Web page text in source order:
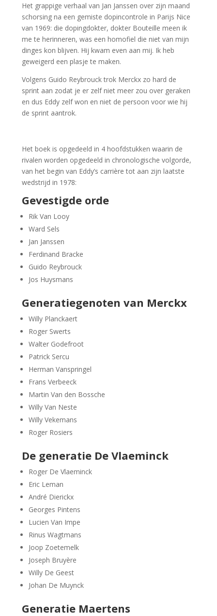
Het grappige verhaal van Jan Janssen over zijn maand
schorsing na een gemiste dopincontrole in Parijs Nice
van 1969: die dopingdokter, dokter Bouteille meen ik
me te herinneren, was een homofiel die niet van mijn
dinges kon blijven. Hij kwam even aan mij. Ik heb
geweigerd een plasje te maken.
Volgens Guido Reybrouck trok Merckx zo hard de
sprint aan zodat je er zelf niet meer zou over geraken
en dus Eddy zelf won en niet de persoon voor wie hij
de sprint aantrok.
Het boek is opgedeeld in 4 hoofdstukken waarin de
rivalen worden opgedeeld in chronologische volgorde,
van het begin van Eddy’s carrière tot aan zijn laatste
wedstrijd in 1978:
Gevestigde orde
Rik Van Looy
Ward Sels
Jan Janssen
Ferdinand Bracke
Guido Reybrouck
Jos Huysmans
Generatiegenoten van Merckx
Willy Planckaert
Roger Swerts
Walter Godefroot
Patrick Sercu
Herman Vanspringel
Frans Verbeeck
Martin Van den Bossche
Willy Van Neste
Willy Vekemans
Roger Rosiers
De generatie De Vlaeminck
Roger De Vlaeminck
Eric Leman
André Dierickx
Georges Pintens
Lucien Van Impe
Rinus Wagtmans
Joop Zoetemelk
Joseph Bruyère
Willy De Geest
Johan De Muynck
Generatie Maertens